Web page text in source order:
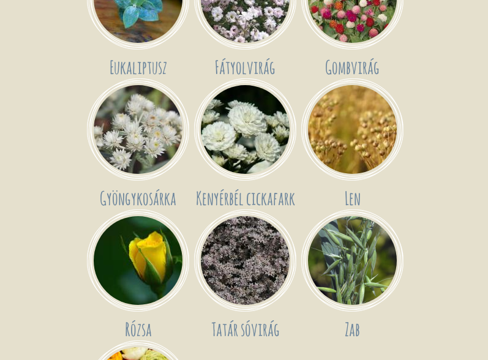
Eukaliptusz Fátyolvirág Gombvirág
Gyöngykosárka Kenyérbél cickafark Len
Rózsa Tatár sóvirág Zab